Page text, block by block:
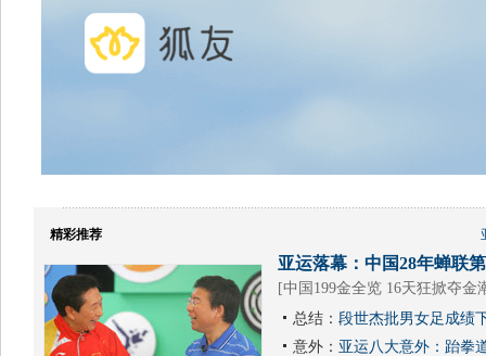
精彩推荐
亚运落幕：中国28年蝉联
[中国199金全览 16天狂掀夺金
总结： 段世杰批男女足成绩
意外： 亚运八大意外：跆拳